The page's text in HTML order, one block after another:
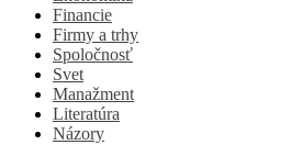
Financie
Firmy a trhy
Spoločnosť
Svet
Manažment
Literatúra
Názory